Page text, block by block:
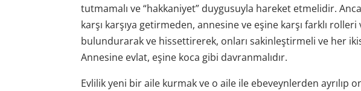
tutmamalı ve “hakkaniyet” duygusuyla hareket etmelidir.
karşı karşıya getirmeden, annesine ve eşine karşı farklı
bulundurarak ve hissettirerek, onları sakinleştirmeli ve her
Annesine evlat, eşine koca gibi davranmalıdır.
Evlilik yeni bir aile kurmak ve o aile ile ebeveynlerden ayrılıp